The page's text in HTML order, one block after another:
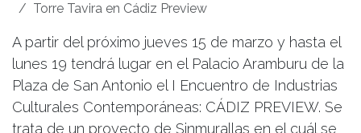
Torre Tavira en Cádiz Preview
A partir del próximo jueves 15 de marzo y hasta el
lunes 19 tendrá lugar en el Palacio Aramburu de la
Plaza de San Antonio el I Encuentro de Industrias
Culturales Contemporáneas: CÁDIZ PREVIEW. Se
trata de un proyecto de Sinmurallas en el cuál se